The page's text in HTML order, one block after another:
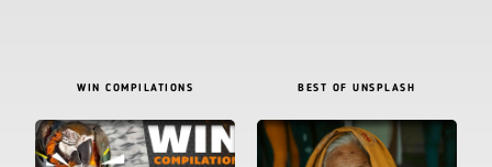
WIN COMPILATIONS BEST OF UNSPLASH